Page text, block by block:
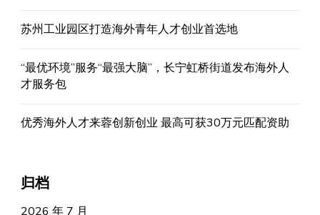
苏州工业园区打造海外青年人才创业首选地
“最优环境”服务“最强大脑”，长宁虹桥街道发布海外人
才服务包
优秀海外人才来蓉创新创业 最高可获30万元匹配资助
归档
2026 年 7 月